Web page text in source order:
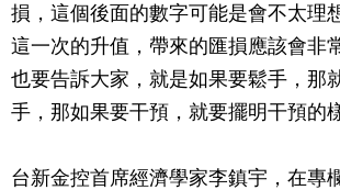
損，這個後面的數字可能是會不太理
這一次的升值，帶來的匯損應該會非
也要告訴大家，就是如果要鬆手，那
手，那如果要干預，就要擺明干預的
台新金控首席經濟學家李鎮宇，在專